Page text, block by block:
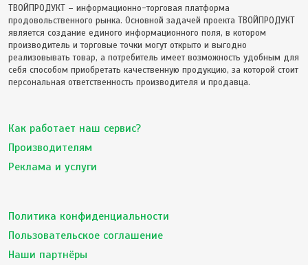
ТВОЙПРОДУКТ – информационно-торговая платформа
продовольственного рынка. Основной задачей проекта ТВОЙПРОДУКТ
является создание единого информационного поля, в котором
производитель и торговые точки могут открыто и выгодно
реализовывать товар, а потребитель имеет возможность удобным для
себя способом приобретать качественную продукцию, за которой стоит
персональная ответственность производителя и продавца.
Как работает наш сервис?
Производителям
Реклама и услуги
Политика конфиденциальности
Пользовательское соглашение
Наши партнёры